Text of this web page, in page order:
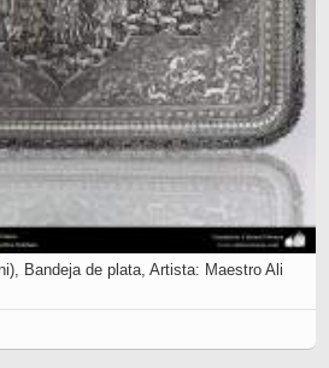
Bandeja de plata, Artista: Maestro Ali